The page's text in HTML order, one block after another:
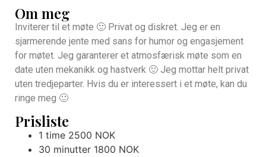
Om meg
Inviterer til et møte 🙂 Privat og diskret. Jeg er en
sjarmerende jente med sans for humor og engasjement
for møtet. Jeg garanterer et atmosfærisk møte som en
date uten mekanikk og hastverk 🙂 Jeg mottar helt privat
uten tredjeparter. Hvis du er interessert i et møte, kan du
ringe meg 🙂
Prisliste
1 time 2500 NOK
30 minutter 1800 NOK